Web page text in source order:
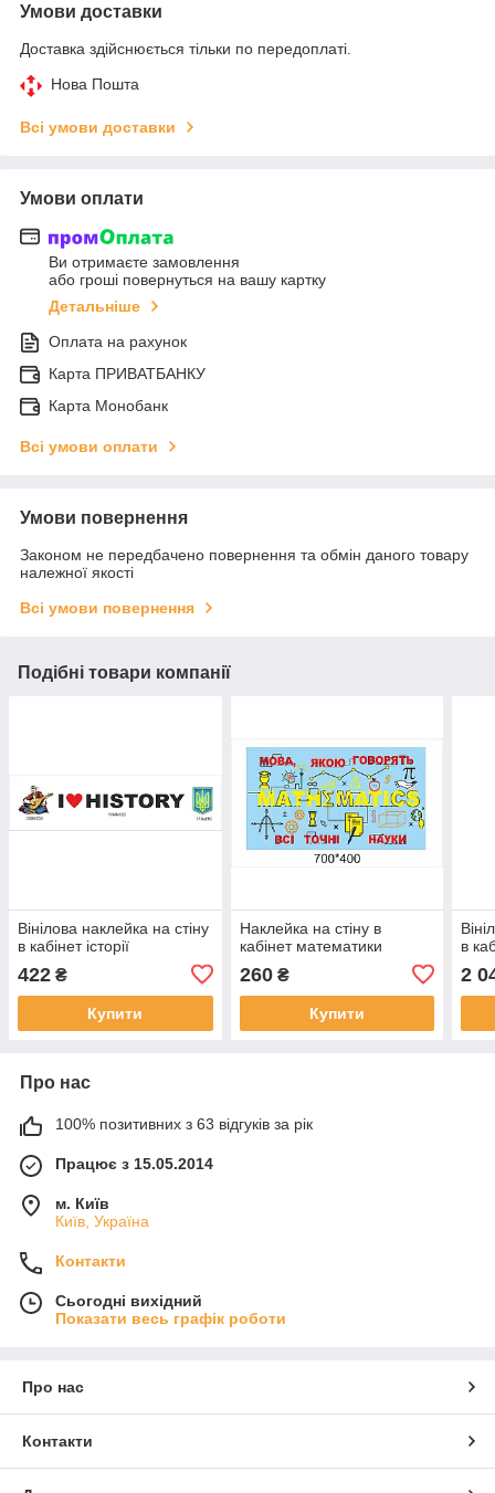
Умови доставки
Доставка здійснюється тільки по передоплаті.
Нова Пошта
Всі умови доставки
Умови оплати
Ви отримаєте замовлення
або гроші повернуться на вашу картку
Детальніше
Оплата на рахунок
Карта ПРИВАТБАНКУ
Карта Монобанк
Всі умови оплати
Умови повернення
Законом не передбачено повернення та обмін даного товару
належної якості
Всі умови повернення
Подібні товари компанії
Вінілова наклейка на стіну
в кабінет історії
422 ₴
Купити
Наклейка на стіну в
кабінет математики
260₴
Купити
в
2
Про нас
100% позитивних з 63 відгуків за рік
Працює з 15.05.2014
м. Київ
Київ, Україна
Контакти
Сьогодні вихідний
Показати весь графік роботи
Про нас
Контакти